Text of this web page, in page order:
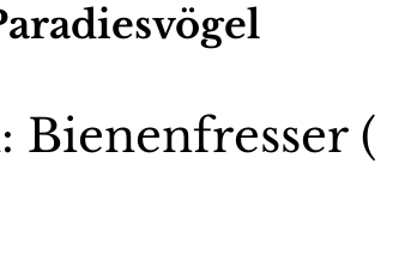
Bienenfresser (